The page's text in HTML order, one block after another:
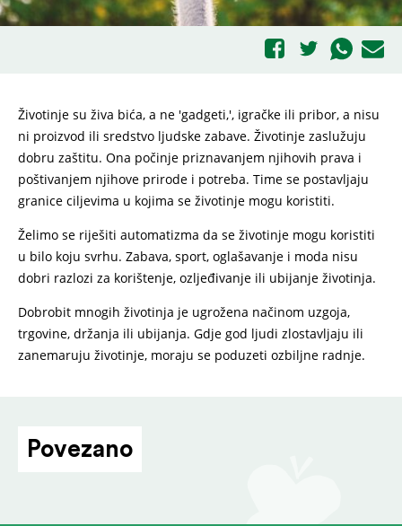
Životinje su živa bića, a ne 'gadgeti,', igračke ili pribor, a nisu
ni proizvod ili sredstvo ljudske zabave. Životinje zaslužuju
dobru zaštitu. Ona počinje priznavanjem njihovih prava i
poštivanjem njihove prirode i potreba. Time se postavljaju
granice ciljevima u kojima se životinje mogu koristiti.
Želimo se riješiti automatizma da se životinje mogu koristiti
u bilo koju svrhu. Zabava, sport, oglašavanje i moda nisu
dobri razlozi za korištenje, ozljeđivanje ili ubijanje životinja.
Dobrobit mnogih životinja je ugrožena načinom uzgoja,
trgovine, držanja ili ubijanja. Gdje god ljudi zlostavljaju ili
zanemaruju životinje, moraju se poduzeti ozbiljne radnje.
Povezano